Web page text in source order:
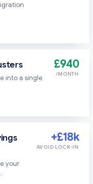
into a single
£940
/MONTH
your
+£18k
AVOID LOCK-IN